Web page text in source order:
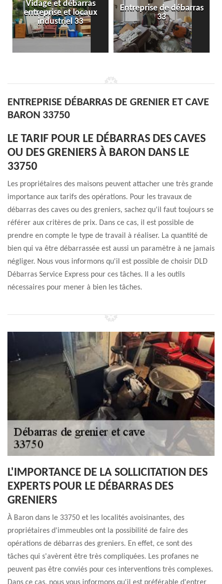
Entreprise de débarras
33
Débarras
d'appartement 33
ENTREPRISE DÉBARRAS DE GRENIER ET CAVE
BARON 33750
LE TARIF POUR LE DÉBARRAS DES CAVES
OU DES GRENIERS À BARON DANS LE
33750
Les propriétaires des maisons peuvent attacher une très grande
importance aux tarifs des opérations. Pour les travaux de
débarras des caves ou des greniers, sachez qu'il faut toujours se
référer aux critères de prix. Dans ce cas, il est possible de
prendre en compte le type de travail à réaliser. La quantité de
bien qui va être débarrassée est aussi un paramètre à ne jamais
négliger. Nous vous informons qu'il est possible de choisir DLD
Débarras Service Express pour ces tâches. Il a les outils
nécessaires pour mener à bien les tâches.
L'IMPORTANCE DE LA SOLLICITATION DES
EXPERTS POUR LE DÉBARRAS DES
GRENIERS
À Baron dans le 33750 et les localités avoisinantes, des
propriétaires d'immeubles ont la possibilité de faire des
opérations de débarras des greniers. En effet, ce sont des
tâches qui s'avèrent être très compliquées. Les profanes ne
peuvent pas être conviés pour ces interventions très complexes.